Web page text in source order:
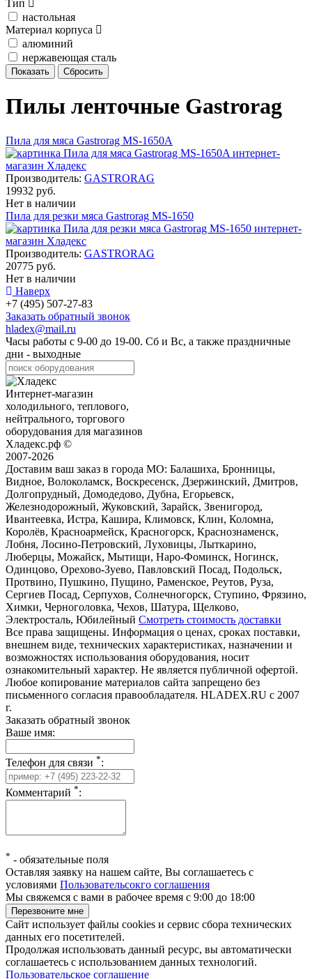
Тип
настольная
Материал корпуса
алюминий
нержавеющая сталь
Пилы ленточные Gastrorag
Пила для мяса Gastrorag MS-1650A
Производитель: GASTRORAG
19932 руб.
Нет в наличии
Пила для резки мяса Gastrorag MS-1650
Производитель: GASTRORAG
20775 руб.
Нет в наличии
Наверх
+7 (495) 507-27-83
Заказать обратный звонок
hladex@mail.ru
Часы работы с 9-00 до 19-00. Сб и Вс, а также праздничные
дни - выходные
Интернет-магазин
холодильного, теплового,
нейтрального, торгового
оборудования для магазинов
Хладекс.рф ©
2007-2026
Доставим ваш заказ в города МО: Балашиха, Бронницы,
Видное, Волоколамск, Воскресенск, Дзержинский, Дмитров,
Долгопрудный, Домодедово, Дубна, Егорьевск,
Железнодорожный, Жуковский, Зарайск, Звенигород,
Ивантеевка, Истра, Кашира, Климовск, Клин, Коломна,
Королёв, Красноармейск, Красногорск, Краснознаменск,
Лобня, Лосино-Петровский, Луховицы, Лыткарино,
Люберцы, Можайск, Мытищи, Наро-Фоминск, Ногинск,
Одинцово, Орехово-Зуево, Павловский Посад, Подольск,
Протвино, Пушкино, Пущино, Раменское, Реутов, Руза,
Сергиев Посад, Серпухов, Солнечногорск, Ступино, Фрязино,
Химки, Черноголовка, Чехов, Шатура, Щелково,
Электросталь, Юбилейный Смотреть стоимость доставки
Все права защищены. Информация о ценах, сроках поставки,
внешнем виде, технических характеристиках, назначении и
возможностях использования оборудования, носит
ознакомительный характер. Не является публичной офертой.
Любое копирование материалов сайта запрещено без
письменного согласия правообладателя. HLADEX.RU c 2007
г.
Заказать обратный звонок
Ваше имя:
Телефон для связи *:
Комментарий *:
* - обязательные поля
Оставляя заявку на нашем сайте, Вы соглашаетесь с
условиями Пользовательсокго соглашения
Мы свяжемся с вами в рабочее время с 9:00 до 18:00
Сайт использует файлы cookies и сервис сбора технических
данных его посетителей.
Продолжая использовать данный ресурс, вы автоматически
соглашаетесь с использованием данных технологий.
Пользовательское соглашение